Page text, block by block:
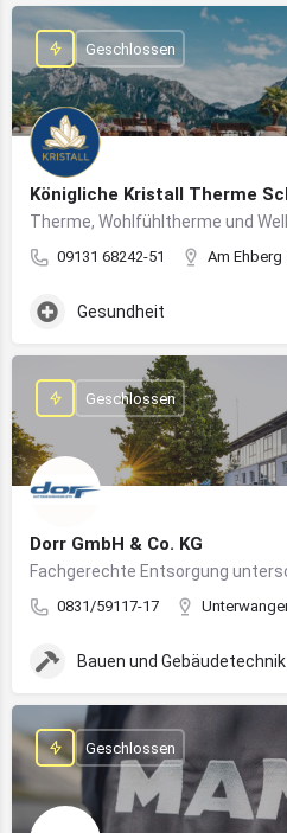
Königliche Kristall Therme
09131 68242-51 Am Ehberg
Geschlossen
Gesundheit
Dorr GmbH & Co. KG
0831/59117-17
Geschlossen
Bauen und Gebäudetechnik
Geschlossen